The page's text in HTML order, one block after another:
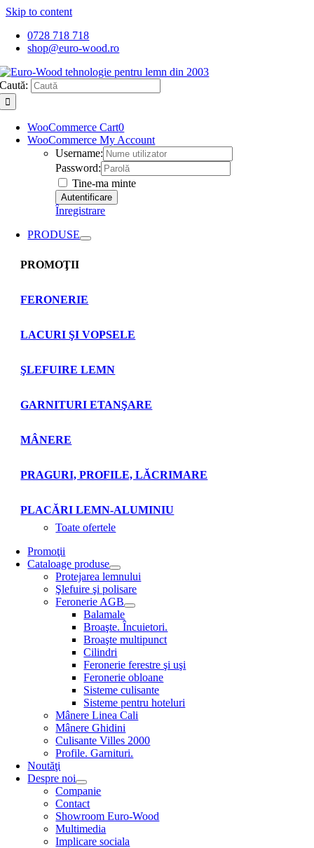
Skip to content
0728 718 718
shop@euro-wood.ro
Caută:
WooCommerce Cart0
WooCommerce My Account
Username:
Password:
Tine-ma minte
Înregistrare
PRODUSE
PROMOŢII
FERONERIE
LACURI ŞI VOPSELE
ŞLEFUIRE LEMN
GARNITURI ETANŞARE
MÂNERE
PRAGURI, PROFILE, LĂCRIMARE
PLACĂRI LEMN-ALUMINIU
Toate ofertele
Promoţii
Cataloage produse
Protejarea lemnului
Şlefuire şi polisare
Feronerie AGB
Balamale
Broaşte. Încuietori.
Broaşte multipunct
Cilindri
Feronerie ferestre şi uşi
Feronerie obloane
Sisteme culisante
Sisteme pentru hoteluri
Mânere Linea Cali
Mânere Ghidini
Culisante Villes 2000
Profile. Garnituri.
Noutăţi
Despre noi
Companie
Contact
Showroom Euro-Wood
Multimedia
Implicare sociala